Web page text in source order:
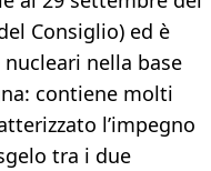
Consiglio) ed è
nella base
contiene molti
l’impegno
tra i due